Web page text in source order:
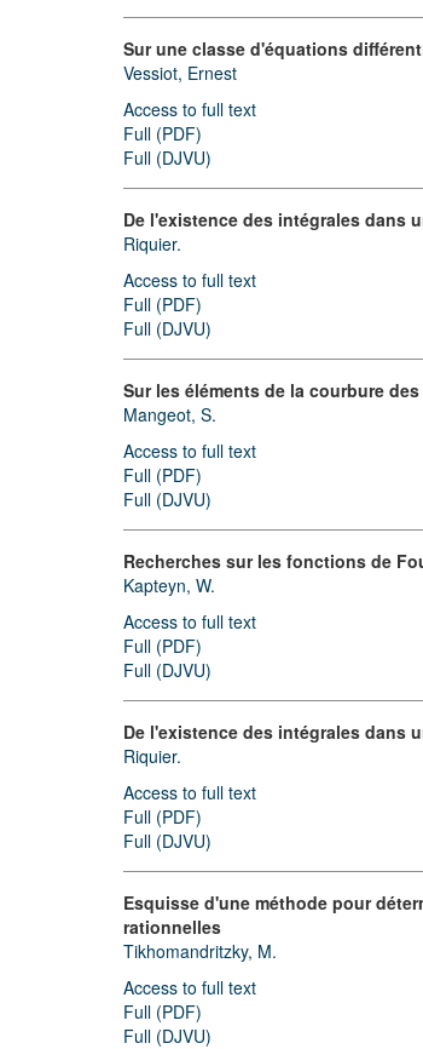
Sur une classe d'équations
Vessiot, Ernest
Access to full text
Full (PDF)
Full (DJVU)
De l'existence des intégrales dans
Riquier.
Access to full text
Full (PDF)
Full (DJVU)
Sur les éléments de la courbure
Mangeot, S.
Access to full text
Full (PDF)
Full (DJVU)
Recherches sur les fonctions de
Kapteyn, W.
Access to full text
Full (PDF)
Full (DJVU)
De l'existence des intégrales dans
Riquier.
Access to full text
Full (PDF)
Full (DJVU)
Esquisse d'une méthode pour
rationnelles
Tikhomandritzky, M.
Access to full text
Full (PDF)
Full (DJVU)